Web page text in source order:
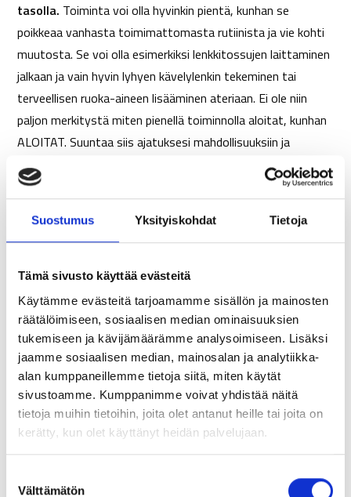
Suostumus Yksityiskohdat Tietoja
Tämä sivusto käyttää evästeitä
Käytämme evästeitä tarjoamamme sisällön ja mainosten
räätälöimiseen, sosiaalisen median ominaisuuksien
tukemiseen ja kävijämäärämme analysoimiseen. Lisäksi
jaamme sosiaalisen median, mainosalan ja analytiikka-
alan kumppaneillemme tietoja siitä, miten käytät
sivustoamme. Kumppanimme voivat yhdistää näitä
tietoja muihin tietoihin, joita olet antanut heille tai joita on
kerätty, kun olet käyttänyt heidän palvelujaan.
Välttämätön
tasolla. Toiminta voi olla hyvinkin pientä, kunhan se
poikkeaa vanhasta toimimattomasta rutiinista ja vie kohti
muutosta. Se voi olla esimerkiksi lenkkitossujen laittaminen
jalkaan ja vain hyvin lyhyen kävelylenkin tekeminen tai
terveellisen ruoka-aineen lisääminen ateriaan. Ei ole niin
paljon merkitystä miten pienellä toiminnolla aloitat, kunhan
ALOITAT. Suuntaa siis ajatuksesi mahdollisuuksiin ja
tekemiseen, ja toteuta se. Onnistuessasi pyrkimyksissäsi
kerran, asennoidu jo valmiiksi tekemään koko homma alusta
alussa, saavuttavat lopulta eniten.
Mikä on pienin mahdollinen teko aloittaakseni, jotta lupaus
toteutuu?
Mitä teen joka päivä edistääkseni asiaa?
Jos haluan muutosta, miksen ole jo aloittanut?
Mitä tunteita lupaus herättää minussa? Olenko innostunut?
Olenko visualisoinut sen mitä tahdon? Kykenenkö tuntemaan